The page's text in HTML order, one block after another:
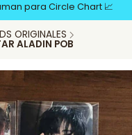
para Circle Chart 📈
ORIGINALES
ALADIN POB